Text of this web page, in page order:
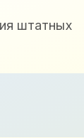
штатных